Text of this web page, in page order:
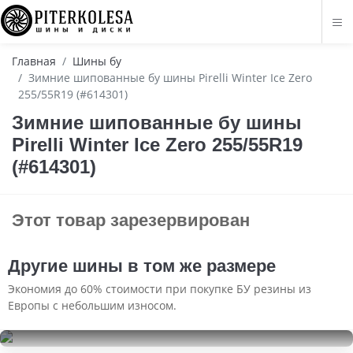
Главная
Шины бу
Зимние шипованные бу шины Pirelli Winter Ice Zero
255/55R19 (#614301)
Зимние шипованные бу шины
Pirelli Winter Ice Zero 255/55R19
(#614301)
Этот товар зарезервирован
Другие шины в том же размере
Экономия до 60% стоимости при покупке БУ резины из
Европы с небольшим износом.